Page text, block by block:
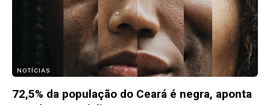
NOTÍCIAS
72,5% da população do Ceará é negra, aponta